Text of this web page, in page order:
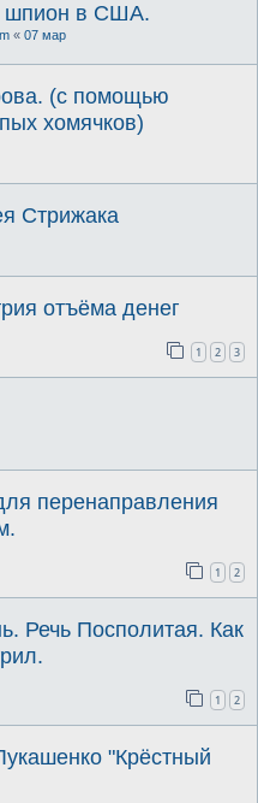
шпион в США.
« 07 мар
(с помощью
хомячков)
Стрижака
отъёма денег
1 2 3
перенаправления
1 2
Речь Посполитая. Как
1 2
"Крёстный